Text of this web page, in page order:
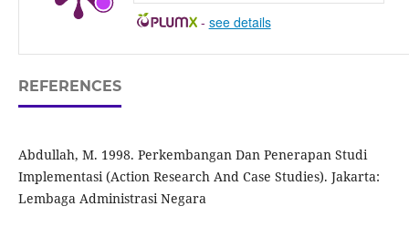
- see details
REFERENCES
Abdullah, M. 1998. Perkembangan Dan Penerapan Studi
Implementasi (Action Research And Case Studies). Jakarta:
Lembaga Administrasi Negara